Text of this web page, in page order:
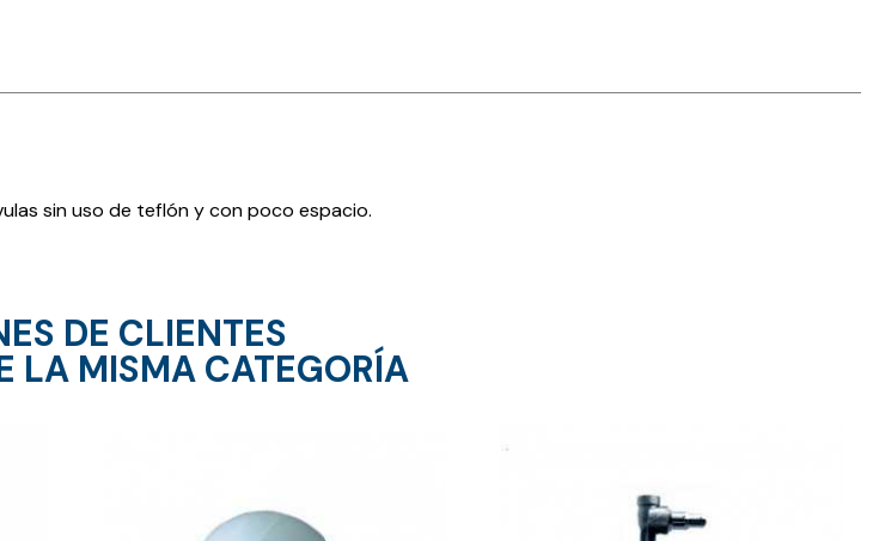
sin uso de teflón y con poco espacio.
DE CLIENTES
LA MISMA CATEGORÍA